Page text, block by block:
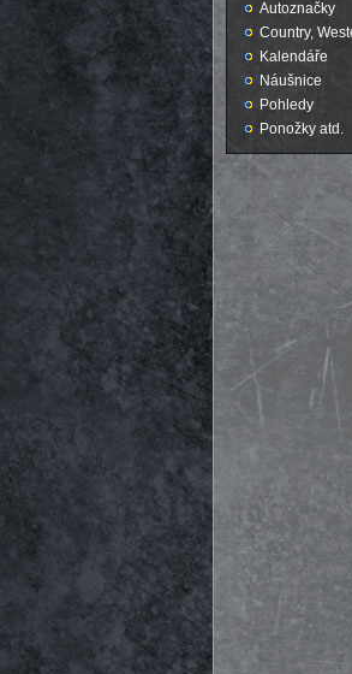
Autoznačky
Country,
Kalendáře
Náušnice
Pohledy
Ponožky atd.